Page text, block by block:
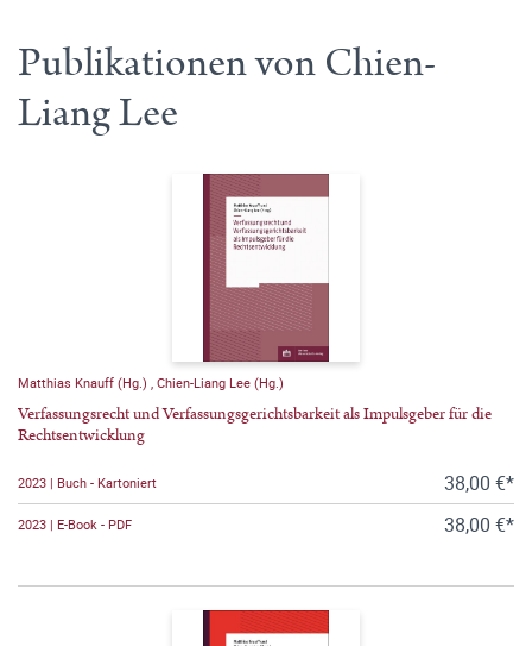
Publikationen von Chien-
Liang Lee
Matthias Knauff (Hg.) Chien-Liang Lee (Hg.)
Verfassungsrecht und Verfassungsgerichtsbarkeit als Impulsgeber für die
Rechtsentwicklung
2023 | Buch - Kartoniert 38,00 €*
2023 | E-Book - PDF 38,00 €*